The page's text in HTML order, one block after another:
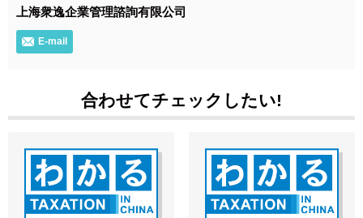
上海衆逸企業管理諮詢有限公司
E-mail
合わせてチェックしたい!